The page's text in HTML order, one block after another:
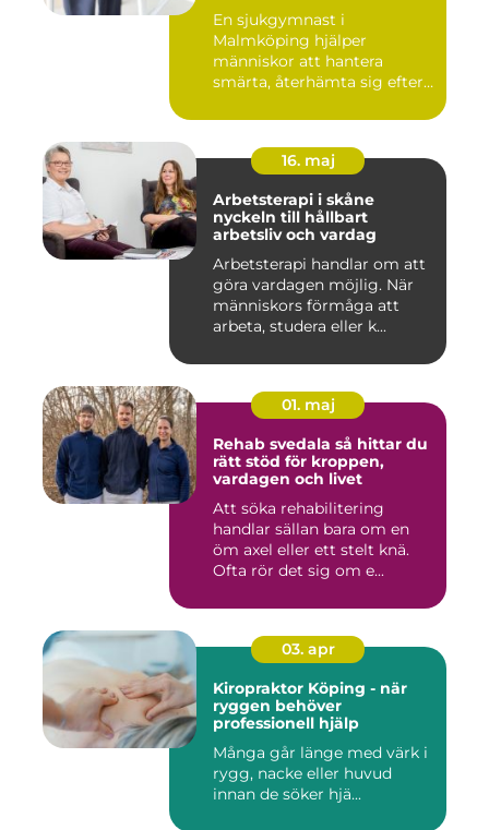
En sjukgymnast i
Malmköping hjälper
människor att hantera
smärta, återhämta sig efter
16. maj
Arbetsterapi i skåne
nyckeln till hållbart
arbetsliv och vardag
Arbetsterapi handlar om att
göra vardagen möjlig. När
människors förmåga att
arbeta, studera eller k...
01. maj
Rehab svedala så hittar du
rätt stöd för kroppen,
vardagen och livet
Att söka rehabilitering
handlar sällan bara om en
öm axel eller ett stelt knä.
Ofta rör det sig om e...
03. apr
Kiropraktor Köping - när
ryggen behöver
professionell hjälp
Många går länge med värk i
rygg, nacke eller huvud
innan de söker hjä...